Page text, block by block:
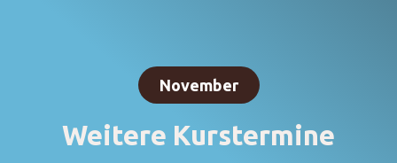
November
Weitere Kurstermine